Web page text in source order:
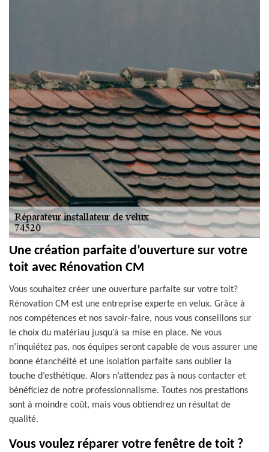
Une création parfaite d’ouverture sur votre
toit avec Rénovation CM
Vous souhaitez créer une ouverture parfaite sur votre toit?
Rénovation CM est une entreprise experte en velux. Grâce à
nos compétences et nos savoir-faire, nous vous conseillons sur
le choix du matériau jusqu’à sa mise en place. Ne vous
n’inquiétez pas, nos équipes seront capable de vous assurer une
bonne étanchéité et une isolation parfaite sans oublier la
touche d’esthétique. Alors n’attendez pas à nous contacter et
bénéficiez de notre professionnalisme. Toutes nos prestations
sont à moindre coût, mais vous obtiendrez un résultat de
qualité.
Vous voulez réparer votre fenêtre de toit ?